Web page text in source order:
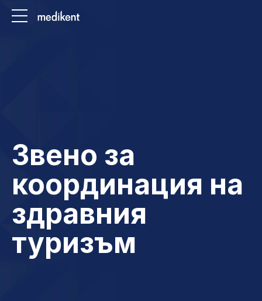
Звено за
координация на
здравния
туризъм